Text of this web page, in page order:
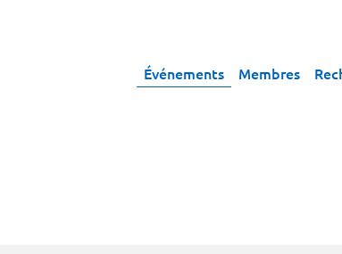
Événements Membres